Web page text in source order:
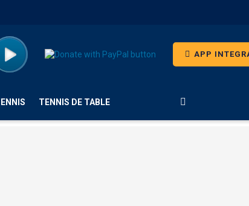
APP
TENNIS DE TABLE